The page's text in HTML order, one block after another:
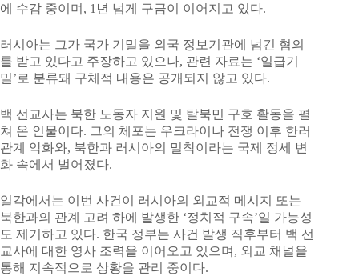
에 수감 중이며, 1년 넘게 구금이 이어지고 있다.
러시아는 그가 국가 기밀을 외국 정보기관에 넘긴 혐의
를 받고 있다고 주장하고 있으나, 관련 자료는 ‘일급기
밀’로 분류돼 구체적 내용은 공개되지 않고 있다.
백 선교사는 북한 노동자 지원 및 탈북민 구호 활동을 펼
쳐 온 인물이다. 그의 체포는 우크라이나 전쟁 이후 한러
관계 악화와, 북한과 러시아의 밀착이라는 국제 정세 변
화 속에서 벌어졌다.
일각에서는 이번 사건이 러시아의 외교적 메시지 또는
북한과의 관계 고려 하에 발생한 ‘정치적 구속’일 가능성
도 제기하고 있다. 한국 정부는 사건 발생 직후부터 백 선
교사에 대한 영사 조력을 이어오고 있으며, 외교 채널을
통해 지속적으로 상황을 관리 중이다.